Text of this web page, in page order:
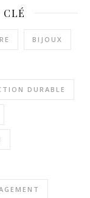
CLÉ
BIJOUX
DURABLE